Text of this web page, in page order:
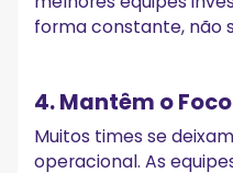
forma constante, não
4. Mantêm o
Muitos times se
operacional. As